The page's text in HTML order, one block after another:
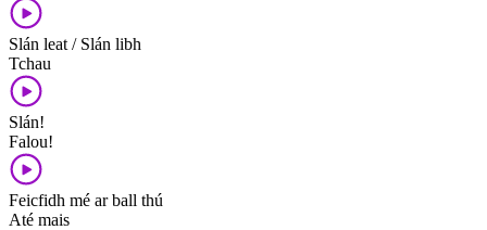
Slán leat / Slán libh
Tchau
Slán!
Falou!
Feicfidh mé ar ball thú
Até mais